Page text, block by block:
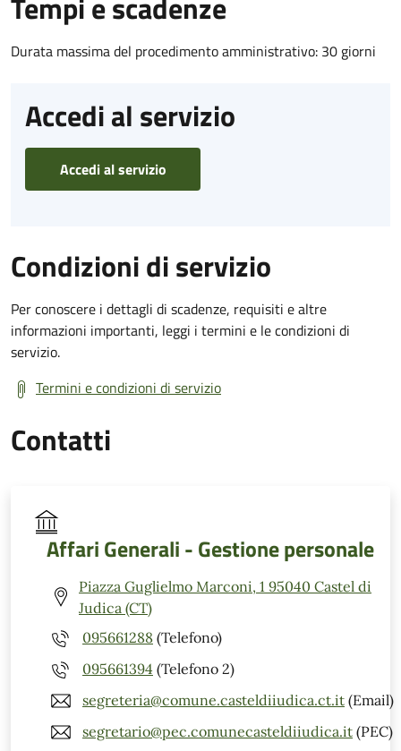
Durata massima del procedimento amministrativo: 30 giorni
Accedi al servizio
Accedi al servizio
Condizioni di servizio
Per conoscere i dettagli di scadenze, requisiti e altre
informazioni importanti, leggi i termini e le condizioni di
servizio.
Termini e condizioni di servizio
Contatti
Affari Generali - Gestione personale
Piazza Guglielmo Marconi, 1 95040 Castel di
Judica (CT)
095661288 (Telefono)
095661394 (Telefono 2)
segreteria@comune.casteldiiudica.ct.it (Email)
segretario@pec.comunecasteldiiudica.it (PEC)